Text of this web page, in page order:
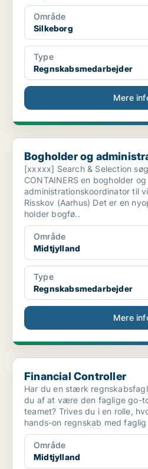
Område
Silkeborg
Type
Regnskabsmedarbejder
Mere
Bogholder og
Bogholder og
[xxxxx] Search & Selection
CONTAINERS en bogholder og
administrationskoordinator til
Risskov (Aarhus) Det er en
holder bogfø..
Område
Midtjylland
Type
Regnskabsmedarbejder
Mere
Financial Controller
Financial Controller
Har du en stærk
du af at være den faglige go-
teamet? Trives du i en rolle,
hands-on regnskab med
Område
Midtjylland